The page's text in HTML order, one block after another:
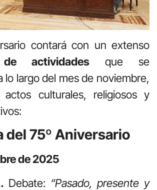
contará con un extenso
actividades que se
lo largo del mes de noviembre,
actos culturales, religiosos y
del 75º Aniversario
de 2025
Debate: “Pasado, presente y